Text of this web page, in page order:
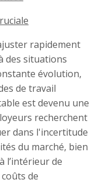
rapidement
des situations
évolution,
de travail
est devenu une
recherchent
dans l'incertitude
du marché, bien
l’intérieur de
de